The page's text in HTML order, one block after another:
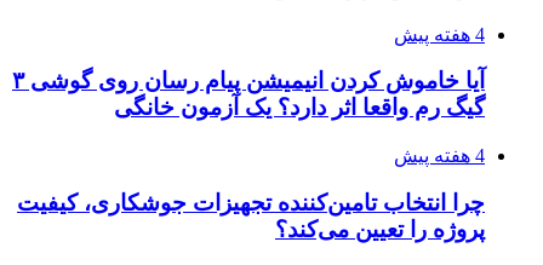
4 هفته پیش
آیا خاموش کردن انیمیشن پیام رسان روی گوشی ۳
گیگ رم واقعا اثر دارد؟ یک آزمون خانگی
4 هفته پیش
چرا انتخاب تامین‌کننده تجهیزات جوشکاری، کیفیت
پروژه را تعیین می‌کند؟